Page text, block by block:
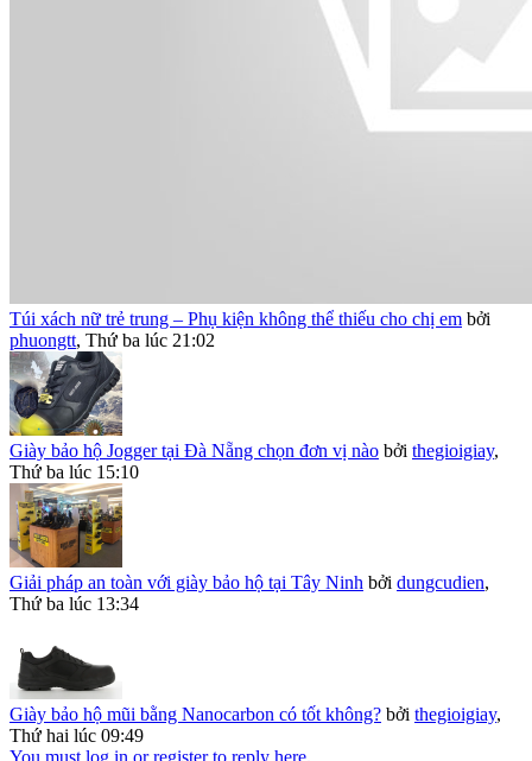
Túi xách nữ trẻ trung – Phụ kiện không thể thiếu cho chị em bởi
phuongtt, Thứ ba lúc 21:02
Giày bảo hộ Jogger tại Đà Nẵng chọn đơn vị nào bởi thegioigiay,
Thứ ba lúc 15:10
Giải pháp an toàn với giày bảo hộ tại Tây Ninh bởi dungcudien,
Thứ ba lúc 13:34
Giày bảo hộ mũi bằng Nanocarbon có tốt không? bởi thegioigiay,
Thứ hai lúc 09:49